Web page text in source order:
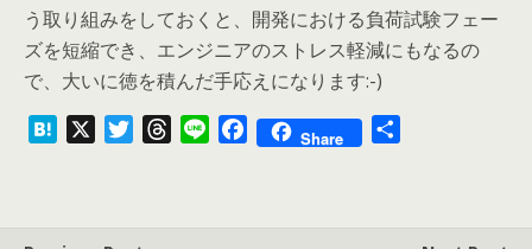
う取り組みをしておくと、開発における負荷試験フェー
ズを短縮でき、エンジニアのストレス軽減にもなるの
で、大いに徳を積んだ手応えになります:-)
n
t
Share